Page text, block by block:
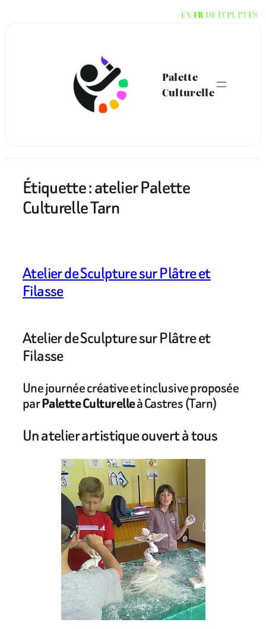
Palette
Culturelle
Étiquette :atelier Palette
Culturelle Tarn
Atelier de Sculpture sur Plâtre et
Filasse
Atelier de Sculpture sur Plâtre et
Filasse
Une journée créative et inclusive proposée
parPalette Culturelleà Castres (Tarn)
Un atelier artistique ouvert à tous
EN FR DE ITPL PTES